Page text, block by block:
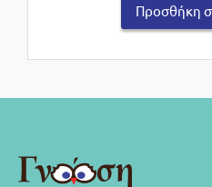
Προσθήκη